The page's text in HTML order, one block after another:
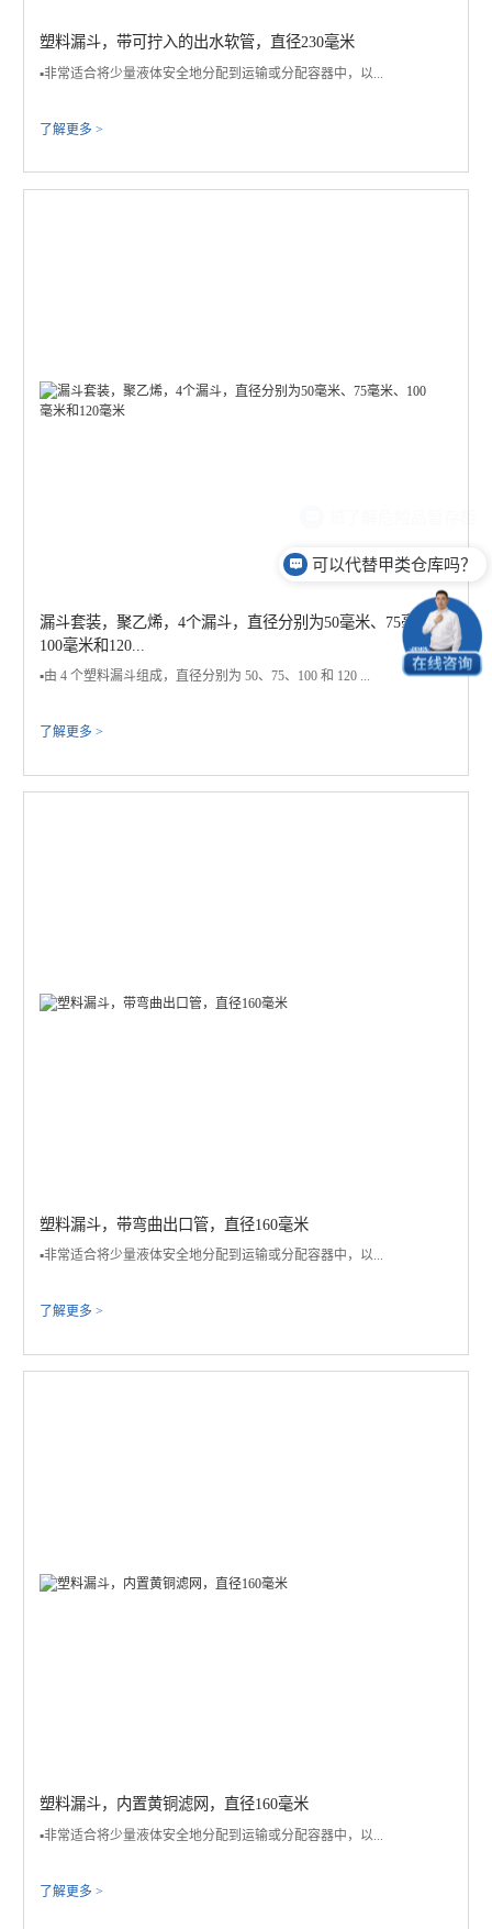
塑料漏斗，带可拧入的出水软管，直径230毫米
▪️非常适合将少量液体安全地分配到运输或分配容器中，以...
了解更多 >
漏斗套装，聚乙烯，4个漏斗，直径分别为50毫米、75毫米、
100毫米和120...
▪️由 4 个塑料漏斗组成，直径分别为 50、75、100 和 120 ...
了解更多 >
塑料漏斗，带弯曲出口管，直径160毫米
▪️非常适合将少量液体安全地分配到运输或分配容器中，以...
了解更多 >
塑料漏斗，内置黄铜滤网，直径160毫米
▪️非常适合将少量液体安全地分配到运输或分配容器中，以...
了解更多 >
可以代替甲类仓库吗？